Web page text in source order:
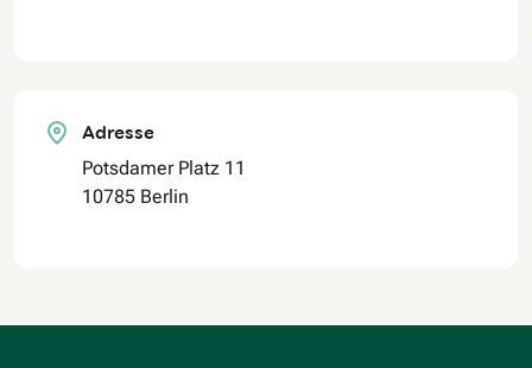
Adresse
Potsdamer Platz 11
10785 Berlin